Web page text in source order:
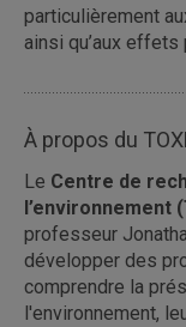
particulièrement
ainsi qu’aux
À propos du
Le Centre de
l’environnement
professeur
développer des
comprendre la
l'environnement,